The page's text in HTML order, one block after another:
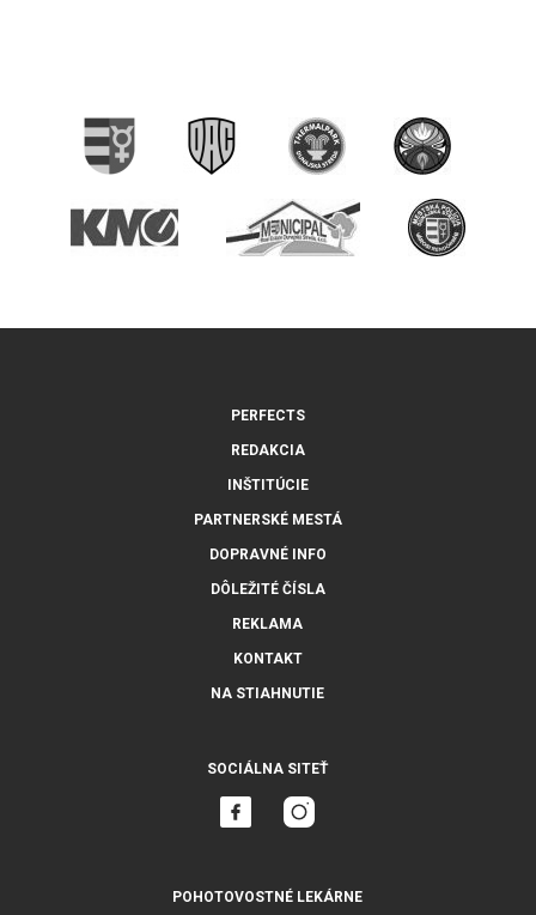
PERFECTS
REDAKCIA
INŠTITÚCIE
PARTNERSKÉ MESTÁ
DOPRAVNÉ INFO
DÔLEŽITÉ ČÍSLA
REKLAMA
KONTAKT
NA STIAHNUTIE
SOCIÁLNA SITEŤ
POHOTOVOSTNÉ LEKÁRNE